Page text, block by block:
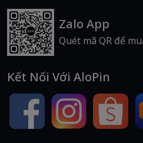
Zalo App
Quét mã QR để
Kết Nối Với AloPin